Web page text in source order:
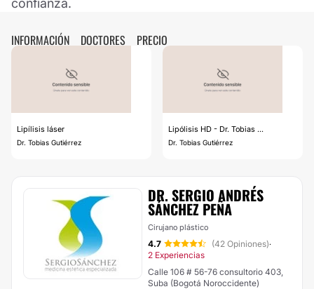
confianza.
INFORMACIÓN DOCTORES PRECIO
Lipílisis láser
Dr. Tobias Gutiérrez
Lipólisis HD - Dr. Tobias ...
Dr. Tobias Gutiérrez
DR. SERGIO ANDRÉS
SÁNCHEZ PEÑA
Cirujano plástico
4.7 (42 Opiniones)·
2 Experiencias
Calle 106 # 56-76 consultorio 403,
Suba (Bogotá Noroccidente)